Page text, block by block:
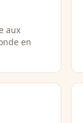
aux
en